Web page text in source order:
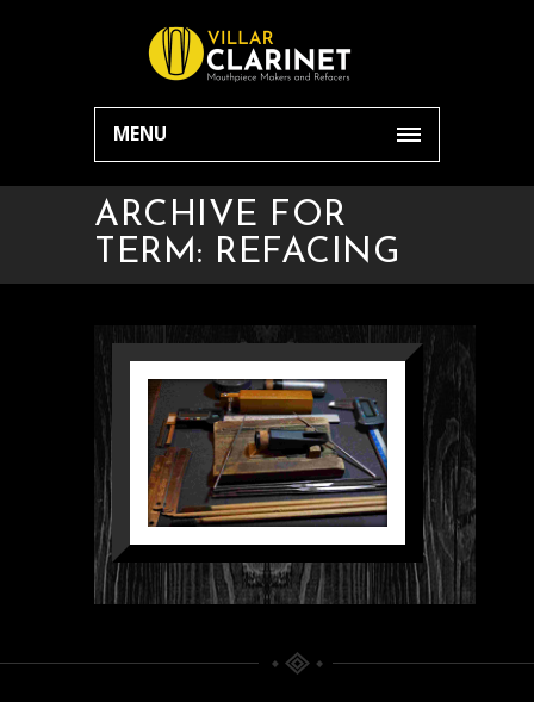
MENU
ARCHIVE FOR
TERM: REFACING